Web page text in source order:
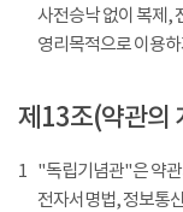
사전승낙 없이 복제,
영리목적으로 이용
제13조(약관의
1 "독립기념관"은 약
전자서명법, 정보통